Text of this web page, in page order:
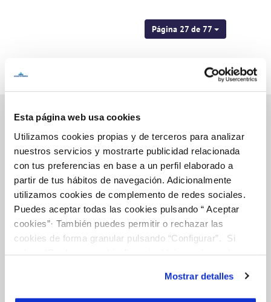
Esta página web usa cookies
Utilizamos cookies propias y de terceros para analizar
nuestros servicios y mostrarte publicidad relacionada
con tus preferencias en base a un perfil elaborado a
partir de tus hábitos de navegación. Adicionalmente
utilizamos cookies de complemento de redes sociales.
Puedes aceptar todas las cookies pulsando “ Aceptar
cookies”· También puedes permitir o rechazar las
cookies de forma granular pulsando “Configurar”. Si
son indispensables para que el sitio web funcione y que
por tanto no se pueden desactivar. Puedes consultar
Mostrar detalles
Página 27 de 77
Inicio
Gestiones Online